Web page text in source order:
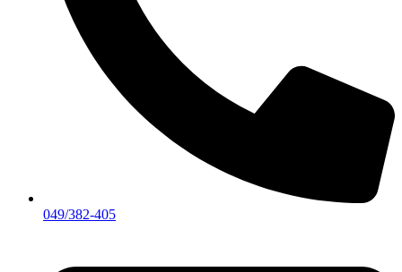
049/382-405